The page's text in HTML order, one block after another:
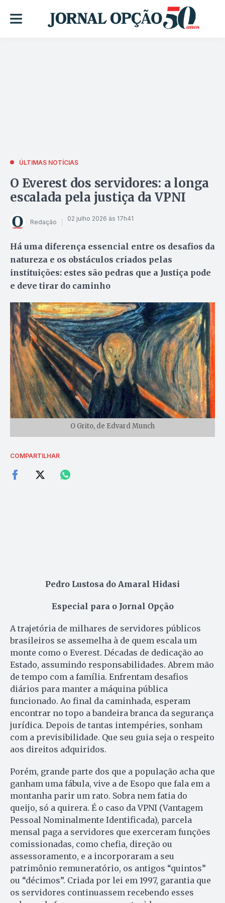
ÚLTIMAS NOTÍCIAS
O Everest dos servidores: a longa
escalada pela justiça da VPNI
Redação 02 julho 2026 às 17h41
Há uma diferença essencial entre os desafios da
natureza e os obstáculos criados pelas
instituições: estes são pedras que a Justiça pode
e deve tirar do caminho
O Grito, de Edvard Munch
COMPARTILHAR
Pedro Lustosa do Amaral Hidasi
Especial para o Jornal Opção
A trajetória de milhares de servidores públicos
brasileiros se assemelha à de quem escala um
monte como o Everest. Décadas de dedicação ao
Estado, assumindo responsabilidades. Abrem mão
de tempo com a família. Enfrentam desafios
diários para manter a máquina pública
funcionado. Ao final da caminhada, esperam
encontrar no topo a bandeira branca da segurança
jurídica. Depois de tantas intempéries, sonham
com a previsibilidade. Que seu guia seja o respeito
aos direitos adquiridos.
Porém, grande parte dos que a população acha que
ganham uma fábula, vive a de Esopo que fala em a
montanha parir um rato. Sobra nem fatia do
queijo, só a quirera. É o caso da VPNI (Vantagem
Pessoal Nominalmente Identificada), parcela
mensal paga a servidores que exerceram funções
comissionadas, como chefia, direção ou
assessoramento, e a incorporaram a seu
patrimônio remuneratório, os antigos “quintos”
ou “décimos”. Criada por lei em 1997, garantia que
os servidores continuassem recebendo esses